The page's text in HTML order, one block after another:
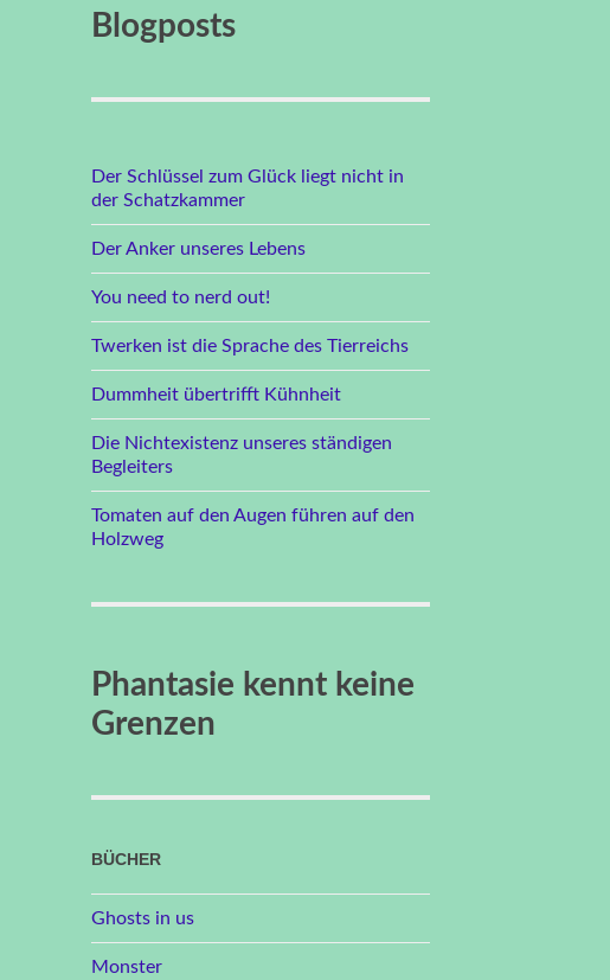
Blogposts
Der Schlüssel zum Glück liegt nicht in
der Schatzkammer
Der Anker unseres Lebens
You need to nerd out!
Twerken ist die Sprache des Tierreichs
Dummheit übertrifft Kühnheit
Die Nichtexistenz unseres ständigen
Begleiters
Tomaten auf den Augen führen auf den
Holzweg
Phantasie kennt keine
Grenzen
BÜCHER
Ghosts in us
Monster